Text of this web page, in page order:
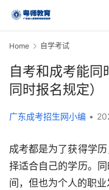
Home 自学考试
自考和成考能同
同时报名规定）
广东成考招生网小编 •
成考都是为了获得学
择适合自己的学历。
间，但也为个人的职业